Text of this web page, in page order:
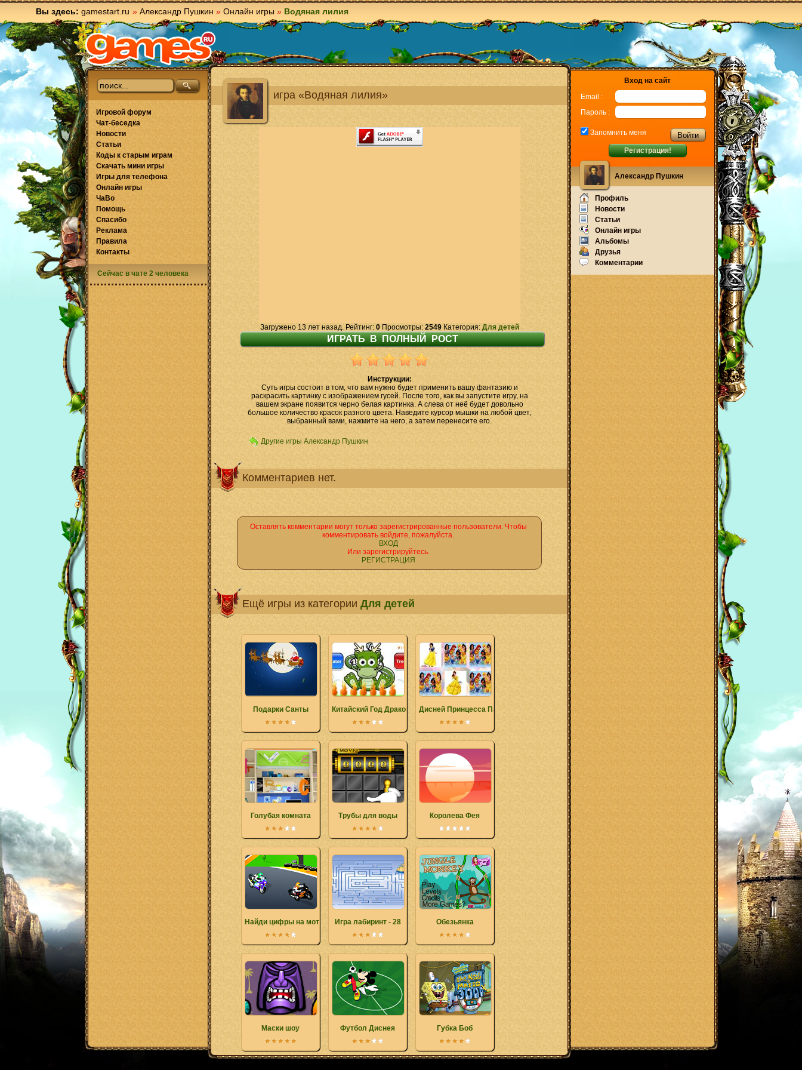
Вы здесь: gamestart.ru » Александр Пушкин » Онлайн игры » Водяная лилия
игра «Водяная лилия»
Загружено 13 лет назад. Рейтинг: 0Просмотры: 2549Категория: Для детей
Инструкции:
Суть игры состоит в том, что вам нужно будет применить вашу фантазию и
раскрасить картинку с изображением гусей. После того, как вы запустите игру, на
вашем экране появится черно белая картинка. А слева от неё будет довольно
большое количество красок разного цвета. Наведите курсор мышки на любой цвет,
выбранный вами, нажмите на него, а затем перенесите его.
Другие игры Александр Пушкин
Комментариев нет.
Оставлять комментарии могут только зарегистрированные пользователи. Чтобы
комментировать войдите, пожалуйста.
ВХОД
Или зарегистрируйтесь.
РЕГИСТРАЦИЯ
Ещё игры из категории Для детей
Подарки Санты Китайский Год Дракона Дисней Принцесса Памяти
Голубая комната Трубы для воды Королева Фея
Найди цифры на мотогонкеИгра лабиринт - 28 Обезьянка
Маски шоу Футбол Диснея Губка Боб
Игровой форум
Чат-беседка
Новости
Статьи
Коды к старым играм
Скачать мини игры
Игры для телефона
Онлайн игры
ЧаВо
Помощь
Спасибо
Реклама
Правила
Контакты
Сейчас в чате 2 человека
Вход на сайт
Email :
Пароль :
Запомнить меня
Регистрация!
Александр Пушкин
Профиль
Новости
Статьи
Онлайн игры
Альбомы
Друзья
Комментарии